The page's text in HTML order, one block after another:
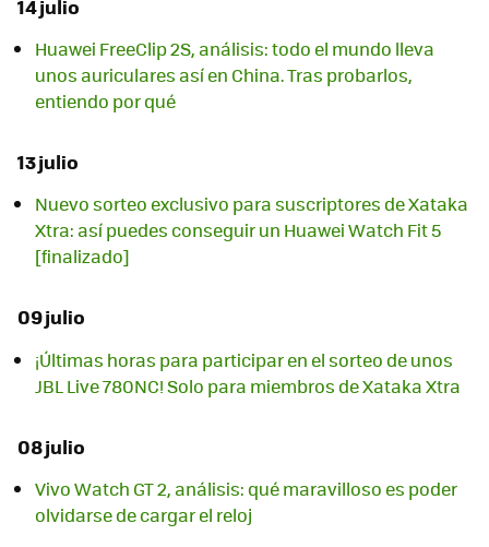
14 julio
Huawei FreeClip 2S, análisis: todo el mundo lleva
unos auriculares así en China. Tras probarlos,
entiendo por qué
13 julio
Nuevo sorteo exclusivo para suscriptores de Xataka
Xtra: así puedes conseguir un Huawei Watch Fit 5
[finalizado]
09 julio
¡Últimas horas para participar en el sorteo de unos
JBL Live 780NC! Solo para miembros de Xataka Xtra
08 julio
Vivo Watch GT 2, análisis: qué maravilloso es poder
olvidarse de cargar el reloj